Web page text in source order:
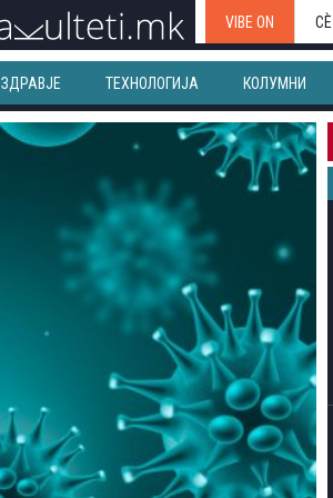
VIBE ON
ЗДРАВЈЕ ТЕХНОЛОГИЈА КОЛУМНИ